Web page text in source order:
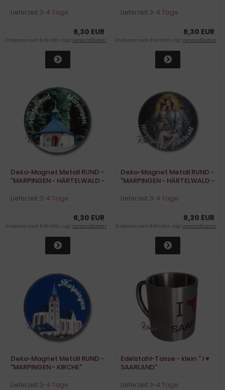
Lieferzeit:3-4 Tage
6,30 EUR
Endpreis nach § 19 UStG. zzgl.Versandkosten
Lieferzeit:3-4 Tage
6,30 EUR
Endpreis nach § 19 UStG. zzgl.Versandkosten
Deko-Magnet Metall RUND -
"MARPINGEN - HÄRTELWALD -
Lieferzeit:3-4 Tage
6,30 EUR
Endpreis nach § 19 UStG. zzgl.Versandkosten
Deko-Magnet Metall RUND -
"MARPINGEN - HÄRTELWALD -
Lieferzeit:3-4 Tage
6,30 EUR
Endpreis nach § 19 UStG. zzgl.Versandkosten
Deko-Magnet Metall RUND -
"MARPINGEN - KIRCHE"
Lieferzeit:3-4 Tage
Edelstahl-Tasse - klein " I ♥
SAARLAND"
Lieferzeit:3-4 Tage